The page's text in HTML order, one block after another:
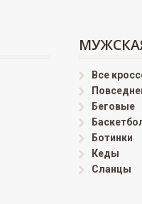
Все
Беговые
Ботинки
Кеды
Сланцы